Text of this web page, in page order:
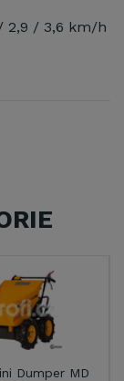
2,9 / 3,6 km/h
3
LUMAG Mini